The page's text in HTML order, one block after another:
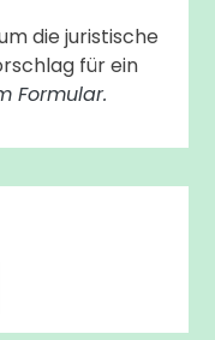
die juristische
für ein
Formular.